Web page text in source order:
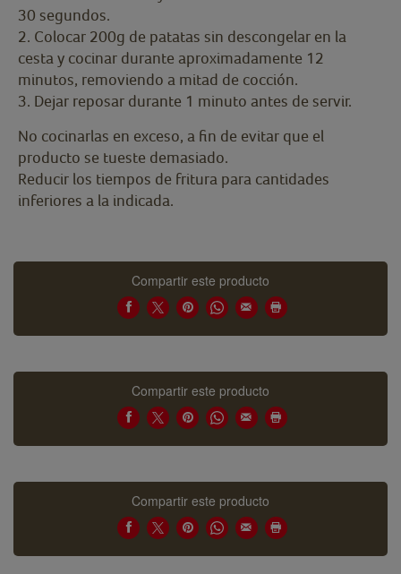
30 segundos.
2. Colocar 200g de patatas sin descongelar en la
cesta y cocinar durante aproximadamente 12
minutos, removiendo a mitad de cocción.
3. Dejar reposar durante 1 minuto antes de servir.
No cocinarlas en exceso, a fin de evitar que el
producto se tueste demasiado.
Reducir los tiempos de fritura para cantidades
inferiores a la indicada.
Compartir este producto
Compartir este producto
Compartir este producto